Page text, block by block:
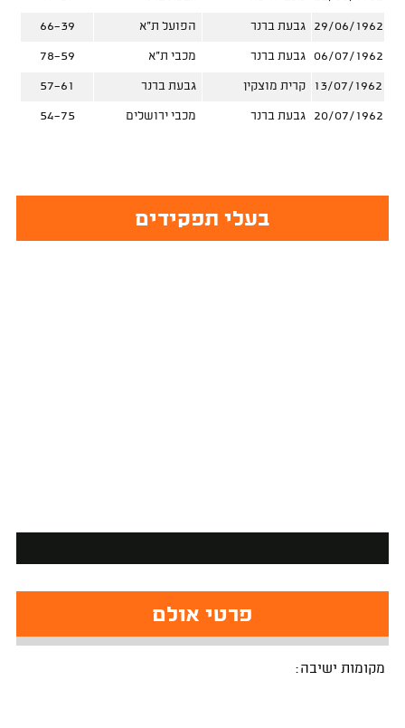
29/06/1962 גבעת ברנר הפועל ת"א 66-39
06/07/1962 גבעת ברנר מכבי ת"א 78-59
13/07/1962 קרית מוצקין גבעת ברנר 57-61
20/07/1962 גבעת ברנר מכבי ירושלים 54-75
בעלי תפקידים
פרטי אולם
מקומות ישיבה: